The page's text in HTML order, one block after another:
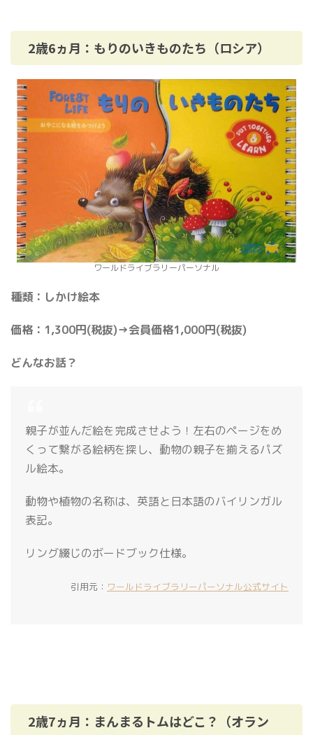
2歳6ヵ月：もりのいきものたち（ロシア）
ワールドライブラリーパーソナル
種類：しかけ絵本
価格：1,300円(税抜)→会員価格1,000円(税抜)
どんなお話？
親子が並んだ絵を完成させよう！左右のページをめ
くって繋がる絵柄を探し、動物の親子を揃えるパズ
ル絵本。
動物や植物の名称は、英語と日本語のバイリンガル
表記。
リング綴じのボードブック仕様。
引用元： ワールドライブラリーパーソナル公式サイト
2歳7ヵ月：まんまるトムはどこ？（オラン